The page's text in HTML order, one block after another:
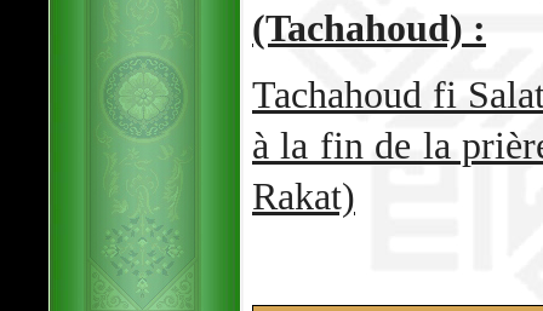
(Tachahoud) :
Tachahoud fi
à la fin de la
Rakat)